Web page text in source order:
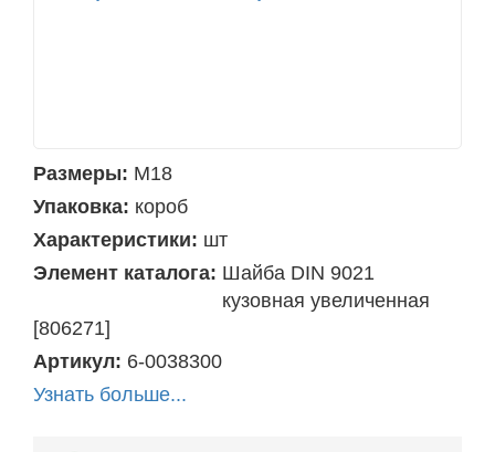
Размеры: М18
Упаковка: короб
Характеристики: шт
Элемент каталога: Шайба DIN 9021
кузовная увеличенная
[806271]
Артикул: 6-0038300
Узнать больше...